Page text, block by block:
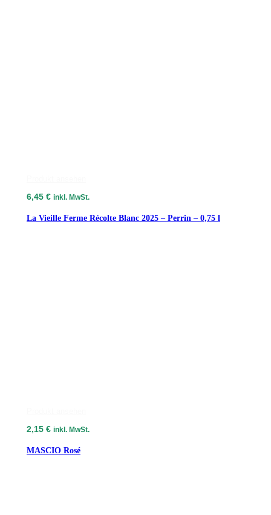
6,45 € inkl. MwSt.
La Vieille Ferme Récolte Blanc 2025 – Perrin – 0,75 l
2,15 € inkl. MwSt.
MASCIO Rosé